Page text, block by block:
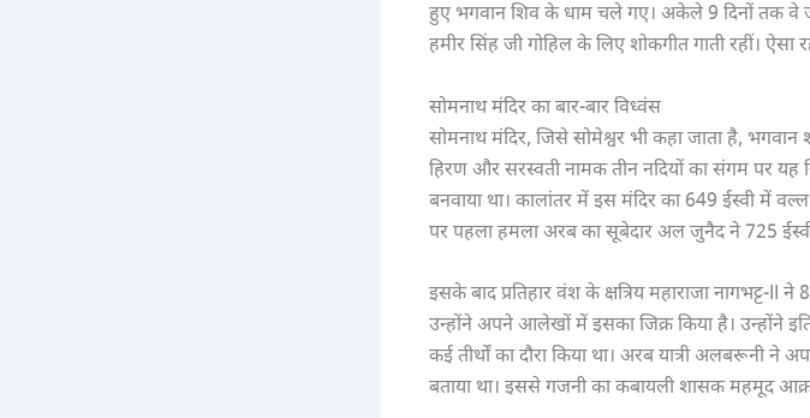
हुए भगवान शिव के धाम चले गए। अकेले 9 दिनों तक वे
हमीर सिंह जी गोहिल के लिए शोकगीत गाती रहीं। ऐसा
सोमनाथ मंदिर का बार-बार विध्वंस
सोमनाथ मंदिर, जिसे सोमेश्वर भी कहा जाता है, भगवान
हिरण और सरस्वती नामक तीन नदियों का संगम पर यह
बनवाया था। कालांतर में इस मंदिर का 649 ईस्वी में
पर पहला हमला अरब का सूबेदार अल जुनैद ने 725
इसके बाद प्रतिहार वंश के क्षत्रिय महाराजा नागभट्ट-II
उन्होंने अपने आलेखों में इसका जिक्र किया है। उन्होंने
कई तीर्थों का दौरा किया था। अरब यात्री अलबरूनी
बताया था। इससे गजनी का कबायली शासक महमूद